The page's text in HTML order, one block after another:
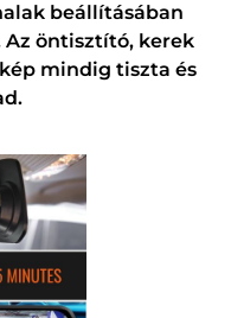
beállításában
Az öntisztító, kerek
mindig tiszta és